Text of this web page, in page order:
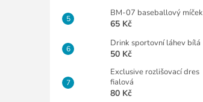
BM-07 baseballový míček
65 Kč
Drink sportovní láhev bílá
50 Kč
Exclusive rozlišovací dres
fialová
80 Kč